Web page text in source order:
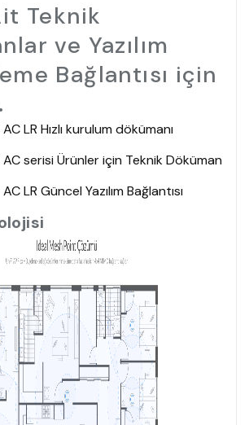
Teknik
ve Yazılım
Bağlantısı için
LR Hızlı kurulum dökümanı
AC serisi Ürünler için Teknik Döküman
LR Güncel Yazılım Bağlantısı